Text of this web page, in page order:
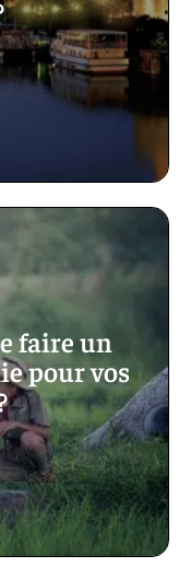
faire un
pour vos